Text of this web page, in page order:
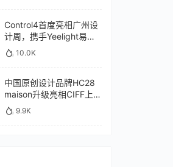
Control4首度亮相广州设
计周，携手Yeelight易来
深化本土战略
10.0K
中国原创设计品牌HC28
maison升级亮相CIFF上
海，汇聚设计巨擘
9.9K